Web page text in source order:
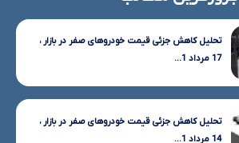
تحلیل کاهش جزئی قیمت خودروهای صفر در بازار ،
17 مرداد 1...
تحلیل کاهش جزئی قیمت خودروهای صفر در بازار ،
14 مرداد 1...